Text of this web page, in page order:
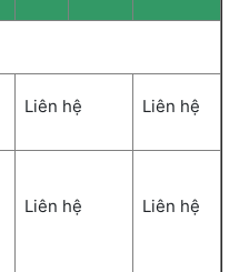
Liên hệ Liên hệ
Liên hệ Liên hệ